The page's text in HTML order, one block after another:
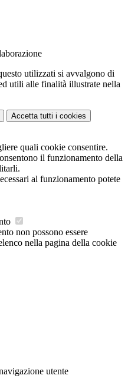
utilizzati si avvalgono di
utili alle finalità illustrate nella
Accetta tutti i cookies
quali cookie consentire.
il funzionamento della
al funzionamento potete
non possono essere
nella pagina della cookie
utente